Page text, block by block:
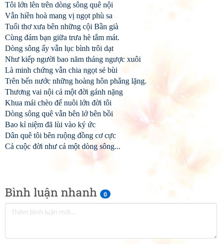
Bình luận nhanh 0
Tôi lớn lên trên dòng sông quê nội
Vẫn hiền hoà mang vị ngọt phù sa
Tuổi thơ xưa bên những cội Bần già
Cùng đám bạn giữa trưa hè tắm mát.
Dòng sông ấy vẫn lục bình trôi dạt
Như kiếp người bao năm tháng ngược xuôi
Là minh chứng vẫn chia ngọt sẻ bùi
Trên bến nước những hoàng hôn phẳng lặng.
Thương vai nội cả một đời gánh nặng
Khua mái chèo để nuôi lớn đời tôi
Dòng sông quê vẫn bên lở bên bồi
Bao kỉ niệm đã lùi vào ký ức
Dân quê tôi bên ruộng đồng cơ cực
Cả cuộc đời như cả một dòng sông...